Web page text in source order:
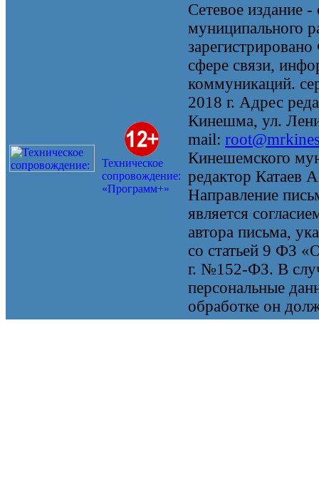
Техническое
сопровождение:
«Программ+»
Сетевое издание
муниципального
сфере связи,
коммуникаций.
2018 г. Адрес
Кинешма, ул.
mail:
Кинешемского
редактор Катаев
Направление
является
автора письма,
со статьей 9 ФЗ
г. №152-ФЗ. В
персональные
обработке он